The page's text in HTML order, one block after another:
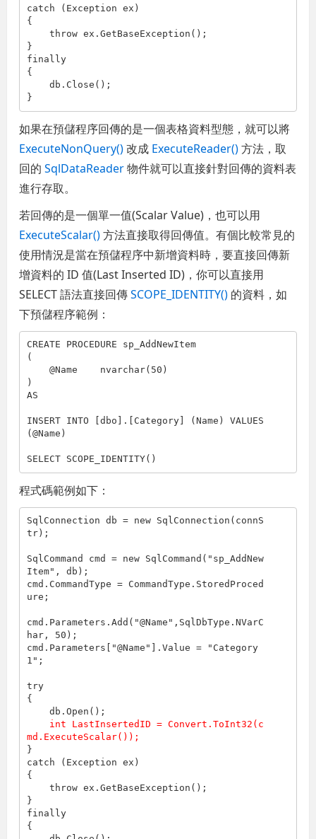
catch (Exception ex)
{
throw ex.GetBaseException();
}
finally
{
}
如果在預儲程序回傳的是一個表格資料型態，就可以將
ExecuteNonQuery()改成 ExecuteReader()方法，取
回的SqlDataReader物件就可以直接針對回傳的資料表
進行存取。
若回傳的是一個單一值(Scalar Value)，也可以用
ExecuteScalar()方法直接取得回傳值。有個比較常見的
使用情況是當在預儲程序中新增資料時，要直接回傳新
增資料的 ID 值(Last Inserted ID)，你可以直接用
SELECT 語法直接回傳SCOPE_IDENTITY() 的資料，如
下預儲程序範例：
CREATE PROCEDURE sp_AddNewItem
(
)
AS
INSERT INTO [dbo].[Category] (Name) VALUES
(@Name)
SELECT SCOPE_IDENTITY()
程式碼範例如下：
SqlConnection db = new SqlConnection(connS
tr);
SqlCommand cmd = new SqlCommand( "sp_AddNew
Item" , db);
cmd.CommandType = CommandType.StoredProced
ure;
cmd.Parameters.Add( "@Name" ,SqlDbType.NVarC
har, 50);
cmd.Parameters[
"@Name" ].Value =
"Category
1" ;
try
{
int LastInsertedID = Convert.ToInt32(c
md.ExecuteScalar());
}
catch (Exception ex)
{
throw ex.GetBaseException();
}
finally
{